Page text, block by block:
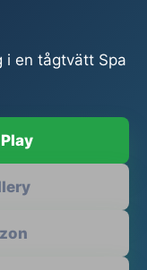
i en tågtvätt Spa